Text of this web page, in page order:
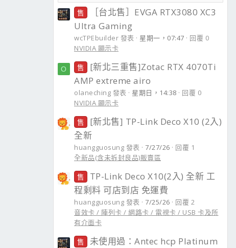
售
［台北售］EVGA RTX3080 XC3
Ultra Gaming
wcTPEbuilder 發表 星期一，07:47
回覆 0
NVIDIA 顯示卡
O 售
[新北三重售]Zotac RTX 4070Ti
AMP extreme airo
olaneching 發表 星期日，14:38
回覆 0
NVIDIA 顯示卡
售
[新北售] TP-Link Deco X10 (2入)
全新
huangguosung 發表 7/27/26
回覆 1
全新品(含未拆封良品)販賣區
售
TP-Link Deco X10(2入) 全新 工
程剩料 可店到店 免運費
huangguosung 發表 7/25/26
回覆 2
音效卡 / 陣列卡 / 網路卡 / 電視卡 / USB 卡及所
有介面卡
售
未使用過：Antec hcp Platinum